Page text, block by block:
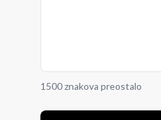
1500 znakova preostalo